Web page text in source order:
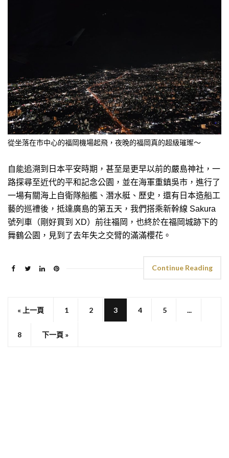
從坐落在市中心的福岡機場起飛，夜晚的福岡真的超級璀璨～
自能追溯到日本平安時期，甚至是更早以前的嚴島神社，一
路探尋至近代的平和記念公園，並在海軍重鎮吳市，進行了
一場有關海上自衛隊船艦、潛水艇、歷史，還有日本造船工
藝的巡禮後，抵達廣島的第五天，我們搭乘新幹線 Sakura
號列車（剛好買到 XD）前往福岡，也終於在福岡城跡下的
舞鶴公園，見到了去年失之交臂的滿滿櫻花。
Continue Reading
« 上一頁 1 2 3 4 5 ...
8 下一頁 »